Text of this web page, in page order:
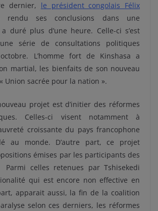
dernier, le président congolais Félix
ses conclusions dans une
duré plus d’une heure. Celle-ci s’est
série de consultations politiques
L’homme fort de Kinshasa a
martial, les bienfaits de son nouveau
Union sacrée pour la nation ».
projet est d’initier des réformes
Celles-ci visent notamment à
croissante du pays francophone
au monde. D’autre part, ce projet
émises par les participants des
Parmi celles retenues par Tshisekedi
qui est encore non effective en
apparait aussi, la fin de la coalition
selon ces derniers, les réformes